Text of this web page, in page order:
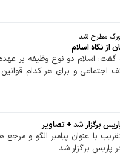
مطرح شد
از نگاه اسلام
اسلام دو نوع وظیفه بر عهده
اجتماعی و برای هر کدام
برگزار شد + تصاوير
با عنوان پيامبر الگو و مرجع
برگزار شد.